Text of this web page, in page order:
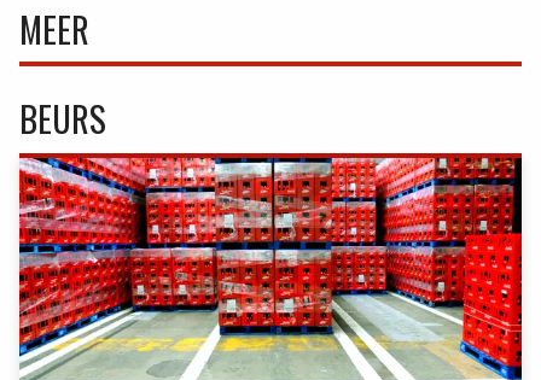
MEER
BEURS